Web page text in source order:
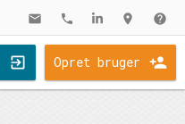
mail phone location_on help
Opret bruger